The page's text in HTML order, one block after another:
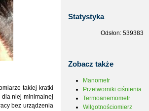
takiej kratki
dla niej minimalnej
bez urządzenia
Statystyka
Odsłon: 539383
Zobacz także
Manometr
Przetworniki ciśnienia
Termoanemometr
Wilgotnościomierz